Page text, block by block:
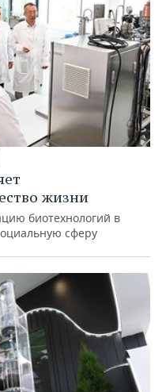
жизни
биотехнологий в
сферу